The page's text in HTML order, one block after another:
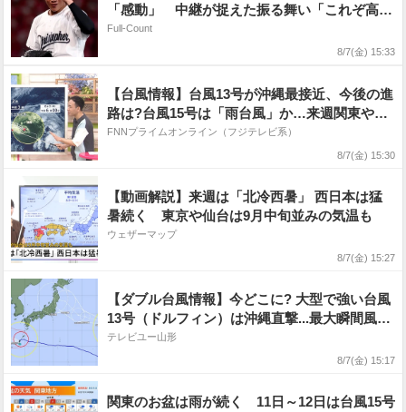
「感動」 中継が捉えた振る舞い「これぞ高校
野球」
Full-Count
8/7(金) 15:33
【台風情報】台風13号が沖縄最接近、今後の進
路は?台風15号は「雨台風」か…来週関東や北
日本直撃の可能性 天達武史気象予報士解説
FNNプライムオンライン（フジテレビ系）
8/7(金) 15:30
【動画解説】来週は「北冷西暑」 西日本は猛
暑続く 東京や仙台は9月中旬並みの気温も
ウェザーマップ
8/7(金) 15:27
【ダブル台風情報】今どこに? 大型で強い台風
13号（ドルフィン）は沖縄直撃...最大瞬間風速
55 m/s 奄美・沖縄では暴風や高波などに厳
重に警戒 台風15号の今後はどうなる? 進路予
庁
テレビユー山形
8/7(金) 15:17
関東のお盆は雨が続く 11日～12日は台風15号